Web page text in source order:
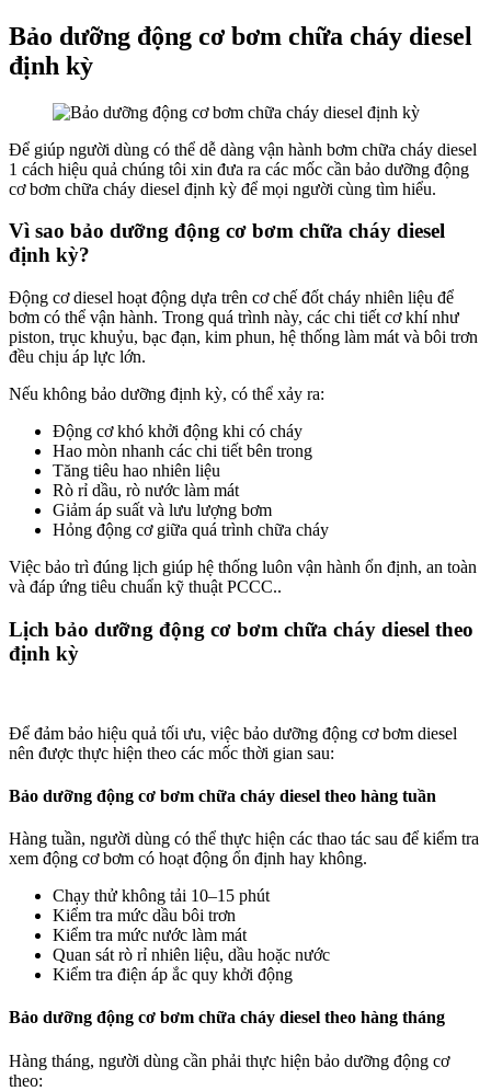
Bảo dưỡng động cơ bơm chữa cháy diesel
định kỳ
Để giúp người dùng có thể dễ dàng vận hành bơm chữa cháy diesel
1 cách hiệu quả chúng tôi xin đưa ra các mốc cần bảo dưỡng động
cơ bơm chữa cháy diesel định kỳ để mọi người cùng tìm hiểu.
Vì sao bảo dưỡng động cơ bơm chữa cháy diesel
định kỳ?
Động cơ diesel hoạt động dựa trên cơ chế đốt cháy nhiên liệu để
bơm có thể vận hành. Trong quá trình này, các chi tiết cơ khí như
piston, trục khuỷu, bạc đạn, kim phun, hệ thống làm mát và bôi trơn
đều chịu áp lực lớn.
Nếu không bảo dưỡng định kỳ, có thể xảy ra:
Động cơ khó khởi động khi có cháy
Hao mòn nhanh các chi tiết bên trong
Tăng tiêu hao nhiên liệu
Rò rỉ dầu, rò nước làm mát
Giảm áp suất và lưu lượng bơm
Hỏng động cơ giữa quá trình chữa cháy
Việc bảo trì đúng lịch giúp hệ thống luôn vận hành ổn định, an toàn
và đáp ứng tiêu chuẩn kỹ thuật PCCC..
Lịch bảo dưỡng động cơ bơm chữa cháy diesel theo
định kỳ
Để đảm bảo hiệu quả tối ưu, việc bảo dưỡng động cơ bơm diesel
nên được thực hiện theo các mốc thời gian sau:
Bảo dưỡng động cơ bơm chữa cháy diesel theo hàng tuần
Hàng tuần, người dùng có thể thực hiện các thao tác sau để kiểm tra
xem động cơ bơm có hoạt động ổn định hay không.
Chạy thử không tải 10–15 phút
Kiểm tra mức dầu bôi trơn
Kiểm tra mức nước làm mát
Quan sát rò rỉ nhiên liệu, dầu hoặc nước
Kiểm tra điện áp ắc quy khởi động
Bảo dưỡng động cơ bơm chữa cháy diesel theo hàng tháng
Hàng tháng, người dùng cần phải thực hiện bảo dưỡng động cơ
theo: